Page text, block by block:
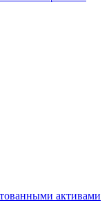
активами